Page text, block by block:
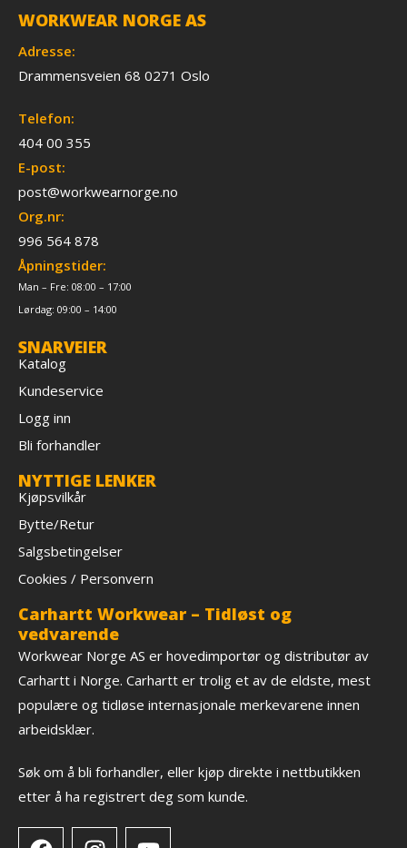
WORKWEAR NORGE AS
Adresse:
Drammensveien 68 0271 Oslo
Telefon:
404 00 355
E-post:
post@workwearnorge.no
Org.nr:
996 564 878
Åpningstider:
Man – Fre: 08:00 – 17:00
Lørdag: 09:00 – 14:00
SNARVEIER
Katalog
Kundeservice
Logg inn
Bli forhandler
NYTTIGE LENKER
Kjøpsvilkår
Bytte/Retur
Salgsbetingelser
Cookies / Personvern
Carhartt Workwear – Tidløst og
vedvarende
Workwear Norge AS er hovedimportør og distributør av
Carhartt i Norge. Carhartt er trolig et av de eldste, mest
populære og tidløse internasjonale merkevarene innen
arbeidsklær.
Søk om å bli forhandler, eller kjøp direkte i nettbutikken
etter å ha registrert deg som kunde.